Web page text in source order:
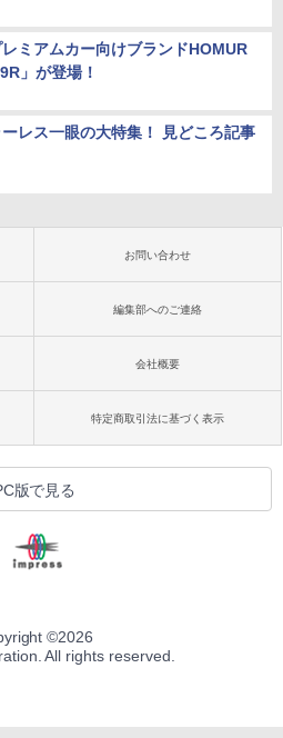
ミアムカー向けブランドHOMUR
」が登場！
レス一眼の大特集！ 見どころ記事
お問い合わせ
編集部へのご連絡
会社概要
特定商取引法に基づく表示
版で見る
©2026
All rights reserved.